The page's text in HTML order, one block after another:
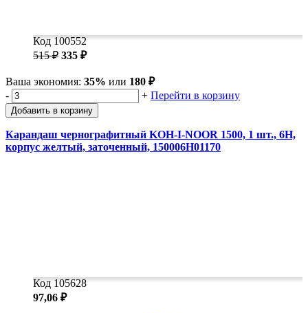
Код 100552
515 ₽ 335 ₽
Ваша экономия: 35% или 180 ₽
-
+ Перейти в корзину
Добавить в корзину
Карандаш чернографитный KOH-I-NOOR 1500, 1 шт., 6H,
корпус желтый, заточенный, 150006H01170
Код 105628
97,06 ₽